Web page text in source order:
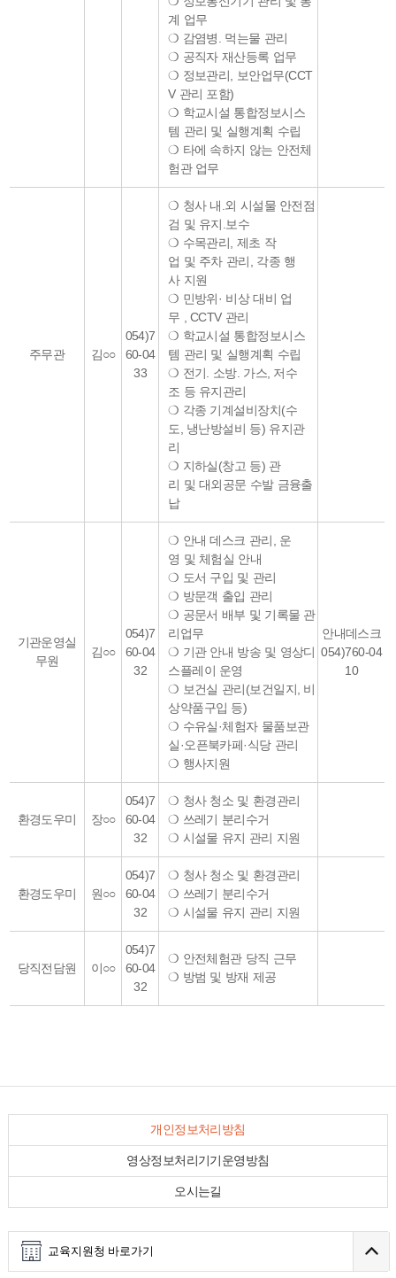
계 업무
❍ 감염병. 먹는물 관리
❍ 공직자 재산등록 업무
❍ 정보관리, 보안업무(CCT
V 관리 포함)
❍ 학교시설 통합정보시스
템 관리 및 실행계획 수립
❍ 타에 속하지 않는 안전체
험관 업무
주무관 김○○
054)7
60-04
33
❍ 청사 내.외 시설물 안전점
검 및 유지.보수
❍ 수목관리, 제초 작
업 및 주차 관리, 각종 행
사 지원
❍ 민방위· 비상 대비 업
무 , CCTV 관리
❍ 학교시설 통합정보시스
템 관리 및 실행계획 수립
❍ 전기. 소방. 가스, 저수
조 등 유지관리
❍ 각종 기계설비장치(수
도, 냉난방설비 등) 유지관
리
❍ 지하실(창고 등) 관
리 및 대외공문 수발 금융출
납
기관운영실
무원
김○○
054)7
60-04
32
❍ 안내 데스크 관리, 운
영 및 체험실 안내
❍ 도서 구입 및 관리
❍ 방문객 출입 관리
❍ 공문서 배부 및 기록물 관
리업무
❍ 기관 안내 방송 및 영상디
스플레이 운영
❍ 보건실 관리(보건일지, 비
상약품구입 등)
❍ 수유실·체험자 물품보관
실·오픈북카페·식당 관리
❍ 행사지원
안내데스크
054)760-04
10
환경도우미 장○○
054)7
60-04
32
❍ 청사 청소 및 환경관리
❍ 쓰레기 분리수거
❍ 시설물 유지 관리 지원
환경도우미 원○○
054)7
60-04
32
❍ 청사 청소 및 환경관리
❍ 쓰레기 분리수거
❍ 시설물 유지 관리 지원
당직전담원 이○○
054)7
60-04
32
❍ 안전체험관 당직 근무
❍ 방범 및 방재 제공
개인정보처리방침
영상정보처리기기운영방침
오시는길
교육지원청 바로가기